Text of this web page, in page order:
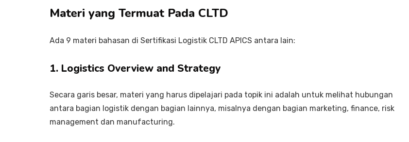
Materi yang Termuat Pada CLTD
Ada 9 materi bahasan di Sertifikasi Logistik CLTD APICS antara lain:
1. Logistics Overview and Strategy
Secara garis besar, materi yang harus dipelajari pada topik ini adalah untuk melihat hubungan
antara bagian logistik dengan bagian lainnya, misalnya dengan bagian marketing, finance, risk
management dan manufacturing.